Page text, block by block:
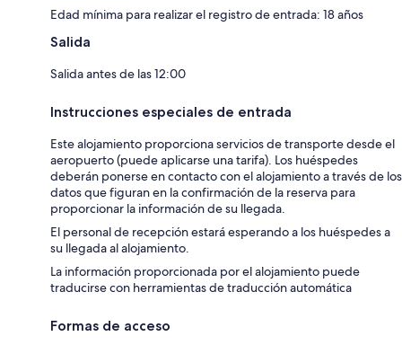
Edad mínima para realizar el registro de entrada: 18 años
Salida
Salida antes de las 12:00
Instrucciones especiales de entrada
Este alojamiento proporciona servicios de transporte desde el
aeropuerto (puede aplicarse una tarifa). Los huéspedes
deberán ponerse en contacto con el alojamiento a través de los
datos que figuran en la confirmación de la reserva para
proporcionar la información de su llegada.
El personal de recepción estará esperando a los huéspedes a
su llegada al alojamiento.
La información proporcionada por el alojamiento puede
traducirse con herramientas de traducción automática
Formas de acceso